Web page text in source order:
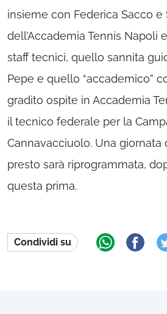
insieme con Federica Sacco e
dell’Accademia Tennis Napoli
staff tecnici, quello sannita
Pepe e quello “accademico”
gradito ospite in Accademia
il tecnico federale per la
Cannavacciuolo. Una
presto sarà riprogrammata,
questa prima.
Condividi su